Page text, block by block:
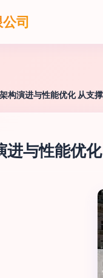
司
构演进与性能优化 从支
进与性能优